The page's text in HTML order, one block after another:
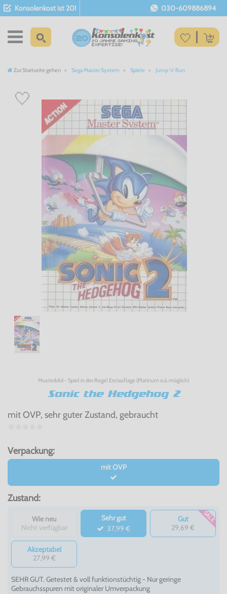
Konsolenkost ist 20! 030-609886894
Zur Startseite gehen Sega Master System Spiele Jump 'n' Run
Musterbild - Spiel in der Regel Erstauflage (Platinum o.ä. möglich)
Sonic the Hedgehog 2
mit OVP, sehr guter Zustand, gebraucht
Verpackung:
mit OVP
Zustand:
Wie neu
Nicht verfügbar
Sehr gut
37,99 €
Gut
29,69 €
SALE
Akzeptabel
27,99 €
SEHR GUT. Getestet & voll funktionstüchtig - Nur geringe
Gebrauchsspuren mit originaler Umverpackung